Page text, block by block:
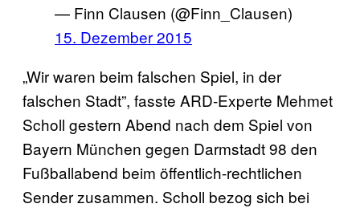
— Finn Clausen (@Finn_Clausen)
15. Dezember 2015
„Wir waren beim falschen Spiel, in der
falschen Stadt”, fasste ARD-Experte Mehmet
Scholl gestern Abend nach dem Spiel von
Bayern München gegen Darmstadt 98 den
Fußballabend beim öffentlich-rechtlichen
Sender zusammen. Scholl bezog sich bei